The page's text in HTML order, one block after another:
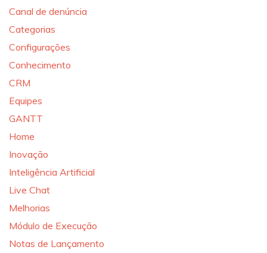
Canal de denúncia
Categorias
Configurações
Conhecimento
CRM
Equipes
GANTT
Home
Inovação
Inteligência Artificial
Live Chat
Melhorias
Módulo de Execução
Notas de Lançamento